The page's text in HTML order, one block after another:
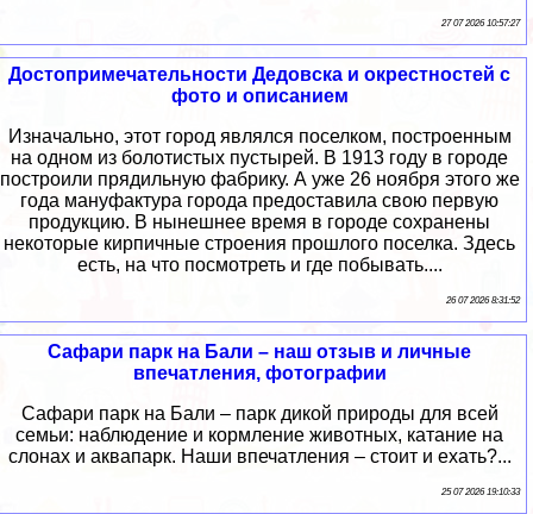
27 07 2026 10:57:27
Достопримечательности Дедовска и окрестностей с
фото и описанием
Изначально, этот город являлся поселком, построенным
на одном из болотистых пустырей. В 1913 году в городе
построили прядильную фабрику. А уже 26 ноября этого же
года мануфактура города предоставила свою первую
продукцию. В нынешнее время в городе сохранены
некоторые кирпичные строения прошлого поселка. Здесь
есть, на что посмотреть и где побывать....
26 07 2026 8:31:52
Сафари парк на Бали – наш отзыв и личные
впечатления, фотографии
Сафари парк на Бали – парк дикой природы для всей
семьи: наблюдение и кормление животных, катание на
слонах и аквапарк. Наши впечатления – стоит и ехать?...
25 07 2026 19:10:33